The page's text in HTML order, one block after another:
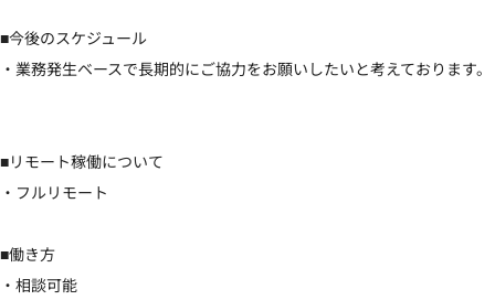
■今後のスケジュール
・業務発生ベースで長期的にご協力をお願いしたいと考えております。
■リモート稼働について
・フルリモート
■働き方
・相談可能